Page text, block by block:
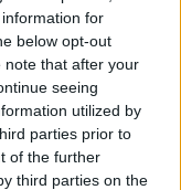
for
below opt-out
note that after your
seeing
utilized by
parties prior to
of the further
third parties on the
amin el lehet
az LMP,